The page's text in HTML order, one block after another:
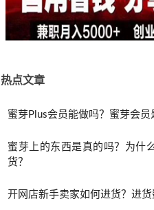
热点文章
蜜芽Plus会员能做吗？蜜芽会员
蜜芽上的东西是真的吗？为什
货？
开网店新手卖家如何进货？进货